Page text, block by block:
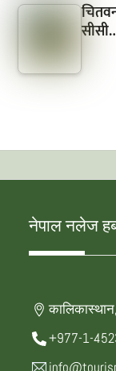
नेपाल नलेज हब
+977-1-